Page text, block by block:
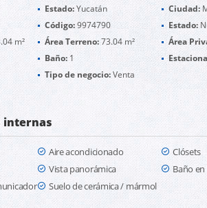
Estado:Yucatán Ciudad:
Código:9974790 Estado:
m² Área Terreno:73.04 m² Área
Baño:1
Tipo de negocio:Venta
internas
Aire acondicionado
Clósets
Vista panorámica
Baño
Suelo de cerámica / mármol